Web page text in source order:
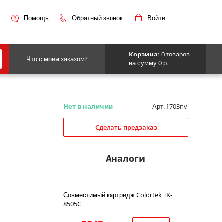
Помощь Обратный звонок Войти
Что с моим заказом?
Корзина: 0 товаров
на сумму 0 р.
Нет в наличии Арт. 1703nv
Сделать предзаказ
Аналоги
Совместимый картридж Colortek TK-
8505C